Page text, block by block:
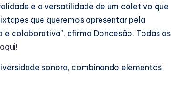
e a versatilidade de um coletivo que
que queremos apresentar pela
e colaborativa”, afirma Doncesão. Todas as
sonora, combinando elementos